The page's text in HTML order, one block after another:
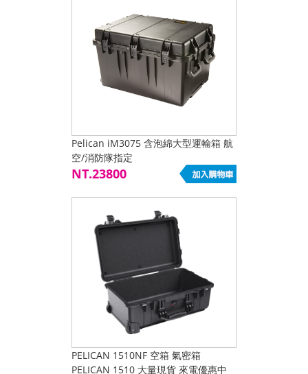
Pelican iM3075 含泡綿大型運輸箱 航
空/消防隊指定
NT.23800
PELICAN 1510NF 空箱 氣密箱
PELICAN 1510 大量現貨 來電優惠中